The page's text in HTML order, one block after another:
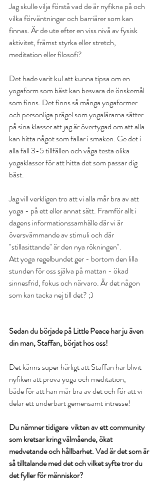
Jag skulle vilja förstå vad de är nyfikna på och
vilka förväntningar och barriärer som kan
finnas. Är de ute efter en viss nivå av fysisk
aktivitet, främst styrka eller stretch,
meditation eller filosofi?
Det hade varit kul att kunna tipsa om en
yogaform som bäst kan besvara de önskemål
som finns. Det finns så många yogaformer
och personliga prägel som yogalärarna sätter
på sina klasser att jag är övertygad om att alla
kan hitta något som fallar i smaken. Ge det i
alla fall 3-5 tillfällen och våga testa olika
yogaklasser för att hitta det som passar dig
bäst.
Jag vill verkligen tro att vi alla mår bra av att
yoga - på ett eller annat sätt. Framför allt i
dagens informationssamhälle där vi är
översvämmande av stimuli och där
"stillasittande" är den nya rökningen".
Att yoga regelbundet ger - bortom den lilla
stunden för oss själva på mattan - ökad
sinnesfrid, fokus och närvaro. Är det någon
som kan tacka nej till det? ;)
Sedan du började på Little Peace har ju även
din man, Staffan, börjat hos oss!
Det känns super härligt att Staffan har blivit
nyfiken att prova yoga och meditation,
både för att han mår bra av det och för att vi
delar ett underbart gemensamt intresse!
Du nämner tidigare  vikten av ett community
som kretsar kring välmående, ökat
medvetande och hållbarhet. Vad är det som är
så tilltalande med det och vilket syfte tror du
det fyller för människor?